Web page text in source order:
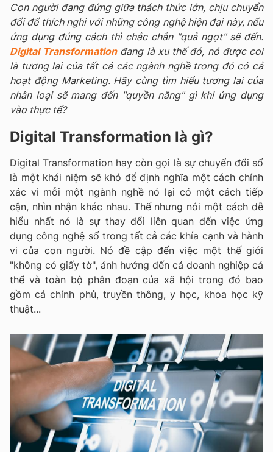
Con người đang đứng giữa thách thức lớn, chịu chuyển
đổi để thích nghi với những công nghệ hiện đại này, nếu
ứng dụng đúng cách thì chắc chắn "quả ngọt" sẽ đến.
Digital Transformationđang là xu thế đó, nó được coi
là tương lai của tất cả các ngành nghề trong đó có cả
hoạt động Marketing. Hãy cùng tìm hiểu tương lai của
nhân loại sẽ mang đến "quyền năng" gì khi ứng dụng
vào thực tế?
Digital Transformation là gì?
Digital Transformation hay còn gọi là sự chuyển đổi số
là một khái niệm sẽ khó để định nghĩa một cách chính
xác vì mỗi một ngành nghề nó lại có một cách tiếp
cận, nhìn nhận khác nhau. Thế nhưng nói một cách dễ
hiểu nhất nó là sự thay đổi liên quan đến việc ứng
dụng công nghệ số trong tất cả các khía cạnh và hành
vi của con người. Nó đề cập đến việc một thế giới
"không có giấy tờ", ảnh hưởng đến cả doanh nghiệp cá
thể và toàn bộ phân đoạn của xã hội trong đó bao
gồm cả chính phủ, truyền thông, y học, khoa học kỹ
thuật...